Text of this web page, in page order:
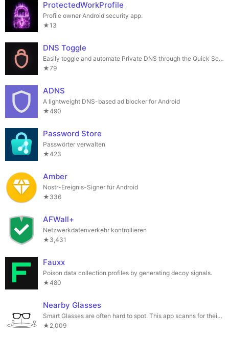
ProtectedWorkProfile
Profile owner Android security app.
★13
DNS Toggle
Easily toggle and automate Private DNS through the Quick Settings panel.
★79
ADNS
A lightweight DNS-based ad blocker for Android
★490
Password Store
Passwörter verwalten
★423
Amber
Nostr-Ereignis-Signer für Android
★336
AFWall+
Netzwerkdatenverkehr kontrollieren
★3,431
Fauxx
Poison data collection profiles by generating decoy signals.
★480
Nearby Glasses
Smart Glasses are often hard to spot. This app scanns for their Bluetooth ID.
★2,009